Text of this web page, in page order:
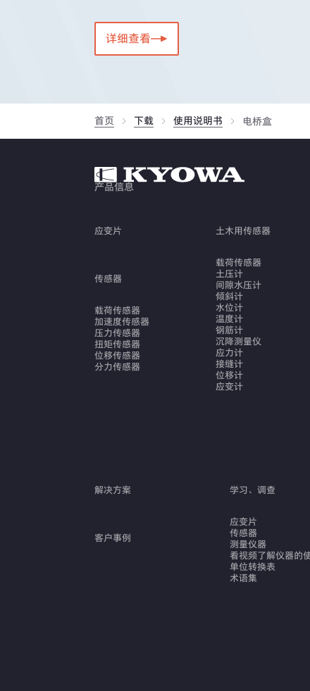
详细查看
首页 下载 使用说明书 电桥盒
产品信息
应变片
传感器
载荷传感器
加速度传感器
压力传感器
扭矩传感器
位移传感器
分力传感器
土木用传感器
载荷传感器
土压计
间隙水压计
倾斜计
水位计
温度计
钢筋计
沉降测量仪
应力计
接缝计
位移计
应变计
解决方案
客户事例
学习、调查
应变片
传感器
测量仪器
看视频了解仪器的
单位转换表
术语集